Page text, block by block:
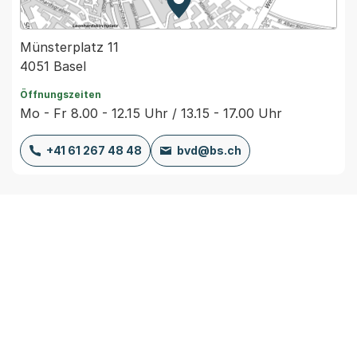
Zur Karte von MapBS.
Externer Link, wird in einem
Münsterplatz 11
4051 Basel
Öffnungszeiten
Mo - Fr 8.00 - 12.15 Uhr / 13.15 - 17.00 Uhr
+41 61 267 48 48 bvd@bs.ch